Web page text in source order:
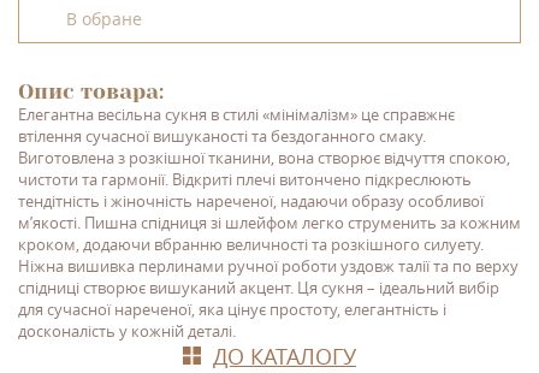
В обране
Опис товара:
Елегантна весільна сукня в стилі«мінімалізм» це справжнє
втілення сучасної вишуканості та бездоганного смаку.
Виготовлена з розкішної тканини, вона створює відчуття спокою,
чистоти та гармонії. Відкриті плечі витончено підкреслюють
тендітність і жіночність нареченої, надаючи образу особливої
м’якості. Пишна спідниця зі шлейфом легко струменить за кожним
кроком, додаючи вбранню величності та розкішного силуету.
Ніжна вишивка перлинами ручної роботи уздовж талії та по верху
спідниці створює вишуканий акцент. Ця сукня – ідеальний вибір
для сучасної нареченої, яка цінує простоту, елегантність і
досконалість у кожній деталі.
ДО КАТАЛОГУ